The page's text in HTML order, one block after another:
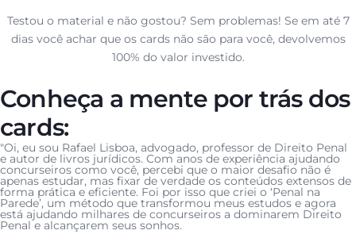
Testou o material e não gostou? Sem problemas! Se em até 7
dias você achar que os cards não são para você, devolvemos
100% do valor investido.
Conheça a mente por trás dos
cards:
"Oi, eu sou Rafael Lisboa, advogado, professor de Direito Penal
e autor de livros jurídicos. Com anos de experiência ajudando
concurseiros como você, percebi que o maior desafio não é
apenas estudar, mas fixar de verdade os conteúdos extensos de
forma prática e eficiente. Foi por isso que criei o ‘Penal na
Parede’, um método que transformou meus estudos e agora
está ajudando milhares de concurseiros a dominarem Direito
Penal e alcançarem seus sonhos.